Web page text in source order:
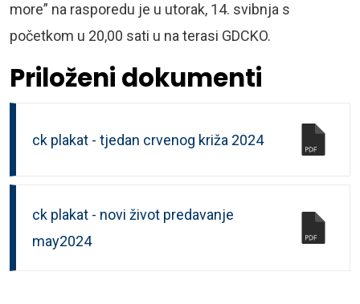
more” na rasporedu je u utorak, 14. svibnja s
početkom u 20,00 sati u na terasi GDCKO.
Priloženi dokumenti
ck plakat - tjedan crvenog križa 2024
ck plakat - novi život predavanje
may2024